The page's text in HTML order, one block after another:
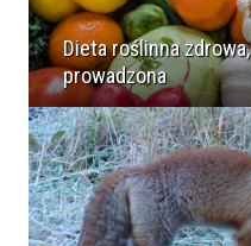
Dieta roślinna
prowadzona